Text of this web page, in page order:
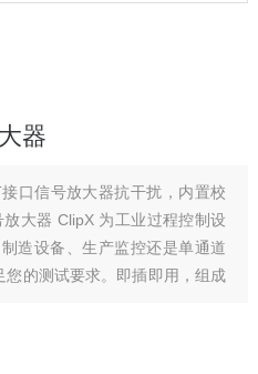
器
口信号放大器抗干扰，内置校
大器 ClipX 为工业过程控制设
造设备、生产监控还是单通道
的测试要求。即插即用，组成
需单独的头模块来进行数据处